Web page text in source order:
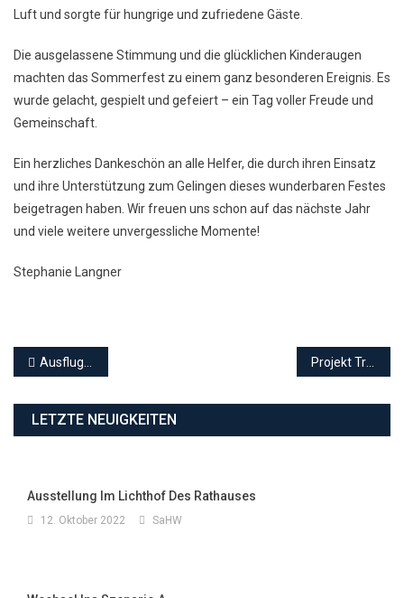
Luft und sorgte für hungrige und zufriedene Gäste.
Die ausgelassene Stimmung und die glücklichen Kinderaugen
machten das Sommerfest zu einem ganz besonderen Ereignis. Es
wurde gelacht, gespielt und gefeiert – ein Tag voller Freude und
Gemeinschaft.
Ein herzliches Dankeschön an alle Helfer, die durch ihren Einsatz
und ihre Unterstützung zum Gelingen dieses wunderbaren Festes
beigetragen haben. Wir freuen uns schon auf das nächste Jahr
und viele weitere unvergessliche Momente!
Stephanie Langner
Beitragsnavigation
Ausflug zur IdeenExpo 2024 Projekt Trommellöwen
LETZTE NEUIGKEITEN
Ausstellung Im Lichthof Des Rathauses
12. Oktober 2022 SaHW